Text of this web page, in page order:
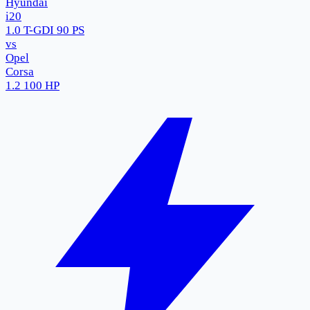
i20
1.0 T-GDI 90 PS
vs
Opel
Corsa
1.2 100 HP